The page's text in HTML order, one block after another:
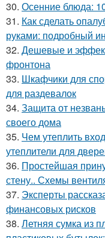
30. Осенние блюда:
31. Как сделать
руками: подробный
32. Дешевые и
фронтона
33. Шкафчики для
для раздевалок
34. Защита от
своего дома
35. Чем утеплить
утеплители для
36. Простейшая
стену.. Схемы
37. Эксперты
финансовых рисков
38. Летняя сумка из